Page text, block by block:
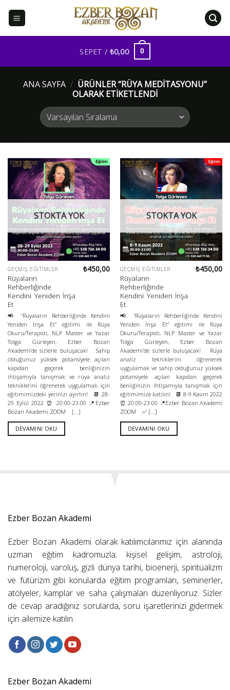
SEPET / ₺0,00 0
ANA SAYFA / ÜRÜNLER “RÜYA MEDITASYONU”
OLARAK ETIKETLENDI
STOKTA YOK
GEÇMIŞ EĞITIMLER
Rüyaların
Rehberliğinde
Kendini Yeniden İnşa
Et
₺450,00
📢 “Rüyaların Rehberliğinde Kendini
Yeniden İnşa Et” eğitimi ile Rüya
Okuru/Terapisti, NLP Master ve Yazar
Tolga Gürleyen, Ezber Bozan
Akademi’de sizlerle buluşacak! Sahip
olduğunuz yüksek potansiyele açılan
kapıdan geçerek benliğinizin
ihtişamıyla tanışmak ve rüya analiz
tekniklerini öğrenerek uygulamak için
eğitimimizdeki yerinizi ayırtın! 📆 28-
29 Eylül 2022 ⏰ 20:00-23:00 📍Ezber
Bozan Akademi ZOOM [...]
DEVAMINI OKU
STOKTA YOK
GEÇMIŞ EĞITIMLER
Rüyaların
Rehberliğinde
Kendini Yeniden İnşa
Et
₺450,00
📢 “Rüyaların Rehberliğinde Kendini
Yeniden İnşa Et” eğitimi ile Rüya
Okuru/Terapisti, NLP Master ve Yazar
Tolga Gürleyen, Ezber Bozan
Akademi’de sizlerle buluşacak! Rüya
analiz tekniklerini öğrenerek
uygulamak ve sahip olduğunuz yüksek
potansiyele açılan kapıdan geçerek
benliğinizin ihtişamıyla tanışmak için
eğitimimize katılın! 📆 8-9 Kasım 2022
⏰ 20:00-23:00 📍Ezber Bozan Akademi
ZOOM ✅ [...]
DEVAMINI OKU
Ezber Bozan Akademi
Ezber Bozan Akademi olarak katılımcılarımız için alanında
uzman eğitim kadromuzla; kişisel gelişim, astroloji,
numeroloji, varoluş, gizli dünya tarihi, bioenerji, spiritüalizm
ve fütürizm gibi konularda eğitim programları, seminerler,
atölyeler, kamplar ve saha çalışmaları düzenliyoruz. Sizler
de cevap aradığınız sorularda, soru işaretlerinizi gidermek
için ailemize katılın.
Ezber Bozan Akademi